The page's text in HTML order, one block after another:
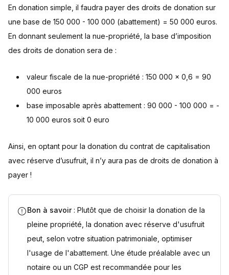
En donation simple, il faudra payer des droits de donation sur
une base de 150 000 - 100 000 (abattement) = 50 000 euros.
En donnant seulement la nue-propriété, la base d’imposition
des droits de donation sera de :
valeur fiscale de la nue-propriété : 150 000 x 0,6 = 90
000 euros
base imposable après abattement : 90 000 - 100 000 = -
10 000 euros soit 0 euro
Ainsi, en optant pour la donation du contrat de capitalisation
avec réserve d’usufruit, il n’y aura pas de droits de donation à
payer !
Bon à savoir : Plutôt que de choisir la donation de la
pleine propriété, la donation avec réserve d'usufruit
peut, selon votre situation patrimoniale, optimiser
l'usage de l'abattement. Une étude préalable avec un
notaire ou un CGP est recommandée pour les